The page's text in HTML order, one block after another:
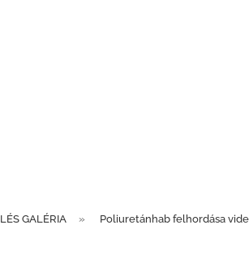
GALÉRIA » Poliuretánhab felhordása